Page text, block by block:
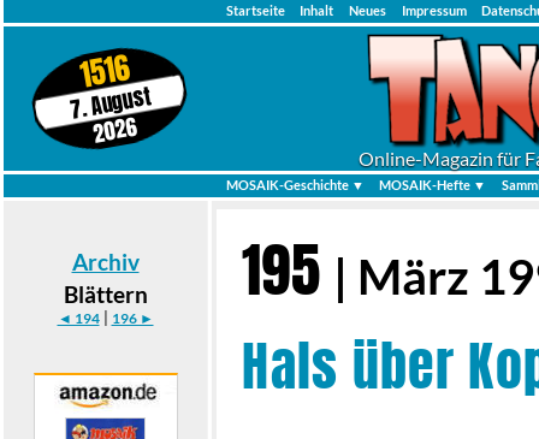
Startseite Inhalt Neues Impressum
1516
7. August
2026
Online-Magazin für
MOSAIK-Geschichte ▼ MOSAIK-Hefte ▼
Archiv
Blättern
◄ 194| 196 ►
195 | März
Hals über